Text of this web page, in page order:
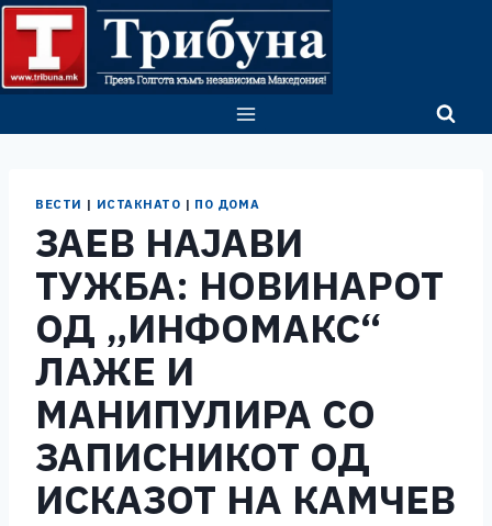
Skip
content
ВЕСТИ | ИСТАКНАТО | ПО ДОМА
ЗАЕВ НАЈАВИ
ТУЖБА: НОВИНАРОТ
ОД „ИНФОМАКС“
ЛАЖЕ И
МАНИПУЛИРА СО
ЗАПИСНИКОТ ОД
ИСКАЗОТ НА КАМЧЕВ